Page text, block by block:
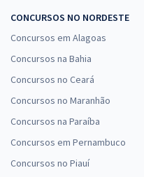
CONCURSOS NO NORDESTE
Concursos em Alagoas
Concursos na Bahia
Concursos no Ceará
Concursos no Maranhão
Concursos na Paraíba
Concursos em Pernambuco
Concursos no Piauí